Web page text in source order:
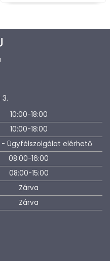
10:00-18:00
10:00-18:00
- Ügyfélszolgálat elérhető
08:00-16:00
08:00-15:00
Zárva
Zárva